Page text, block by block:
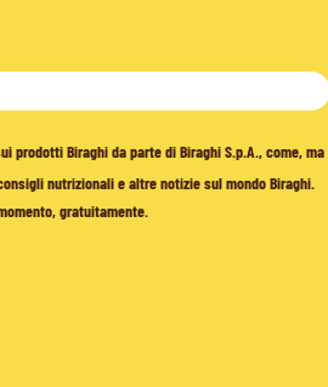
Biraghi da parte di Biraghi S.p.A., come, ma
nutrizionali e altre notizie sul mondo Biraghi.
gratuitamente.